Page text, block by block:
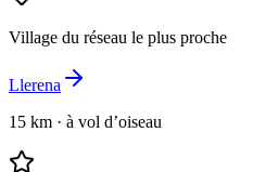
Village du réseau le plus proche
Llerena
15 km · à vol d’oiseau